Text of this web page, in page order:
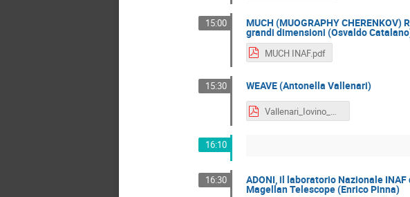
15:00 MUCH (MUOGRAPHY
grandi dimensioni (Osvaldo
MUCH INAF.pdf
15:30 WEAVE (Antonella Vallenari)
Vallenari_Iovino_WEAVE_AudizioneINAF2021.pdf
16:10
16:30 ADONI, il laboratorio Nazionale
Magellan Telescope (Enrico Pinna)